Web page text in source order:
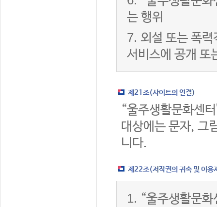
는 행위
7. 외설 또는 폭
서비스에 공개 또
제21조(사이트의 연결)
“울주생활문화센
대상에는 문자, 그
니다.
제22조(저작권의 귀속 및 이용
1. “울주생활문